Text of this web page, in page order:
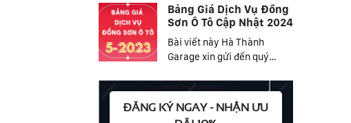
Bảng Giá Dịch Vụ Đồng
Sơn Ô Tô Cập Nhật 2024
Bài viết này Hà Thành
Garage xin gửi đến quý
ĐĂNG KÝ NGAY - NHẬN ƯU